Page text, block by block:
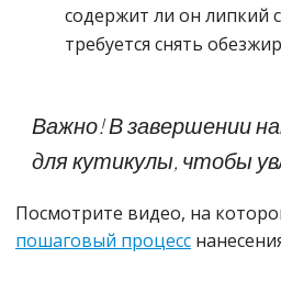
содержит ли он липкий
требуется снять
Важно! В завершении
для кутикулы, чтобы
Посмотрите видео, на
пошаговый процесс